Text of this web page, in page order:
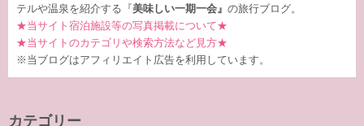
テルや温泉を紹介する『 美味しい一期一会』 の旅行ブログ。
★当サイト宿泊施設等の写真掲載について★
★当サイトのカテゴリや検索方法など見方★
※当ブログはアフィリエイト広告を利用しています。
カテゴリー